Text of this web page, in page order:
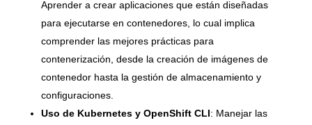
Aprender a crear aplicaciones que están diseñadas
para ejecutarse en contenedores, lo cual implica
comprender las mejores prácticas para
contenerización, desde la creación de imágenes de
contenedor hasta la gestión de almacenamiento y
configuraciones.
Uso de Kubernetes y OpenShift CLI: Manejar las